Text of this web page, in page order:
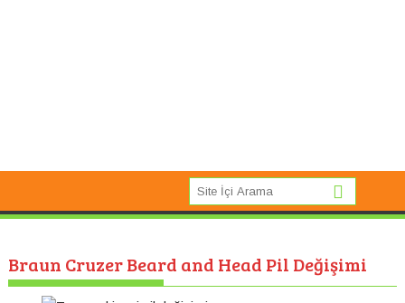
Braun Cruzer Beard and Head Pil Değişimi